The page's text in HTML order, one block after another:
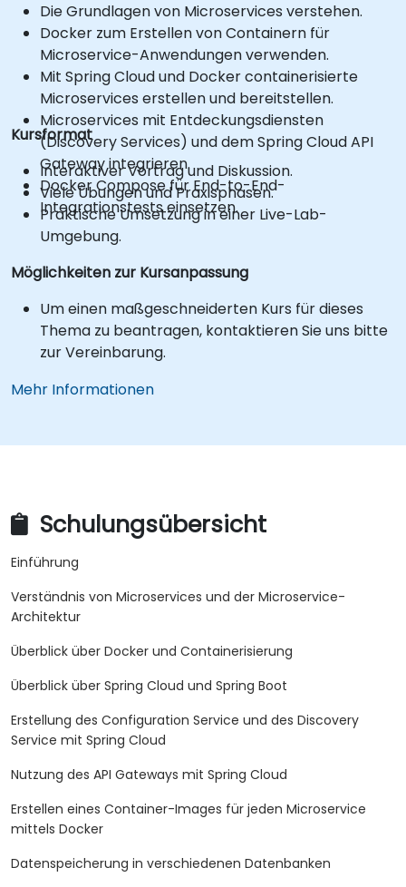
Die Grundlagen von Microservices verstehen.
Docker zum Erstellen von Containern für
Microservice-Anwendungen verwenden.
Mit Spring Cloud und Docker containerisierte
Microservices erstellen und bereitstellen.
Microservices mit Entdeckungsdiensten
(Discovery Services) und dem Spring Cloud API
Gateway integrieren.
Docker Compose für End-to-End-
Integrationstests einsetzen.
Kursformat
Interaktiver Vortrag und Diskussion.
Viele Übungen und Praxisphasen.
Praktische Umsetzung in einer Live-Lab-
Umgebung.
Möglichkeiten zur Kursanpassung
Um einen maßgeschneiderten Kurs für dieses
Thema zu beantragen, kontaktieren Sie uns bitte
zur Vereinbarung.
Mehr Informationen
Schulungsübersicht
Einführung
Verständnis von Microservices und der Microservice-
Architektur
Überblick über Docker und Containerisierung
Überblick über Spring Cloud und Spring Boot
Erstellung des Configuration Service und des Discovery
Service mit Spring Cloud
Nutzung des API Gateways mit Spring Cloud
Erstellen eines Container-Images für jeden Microservice
mittels Docker
Datenspeicherung in verschiedenen Datenbanken